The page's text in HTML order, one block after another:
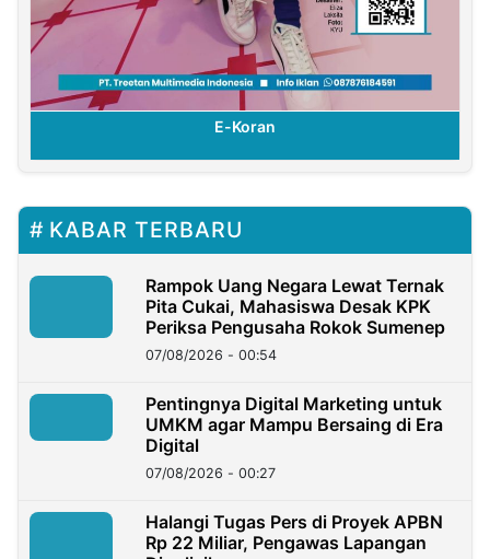
E-Koran
KABAR TERBARU
Rampok Uang Negara Lewat Ternak
Pita Cukai, Mahasiswa Desak KPK
Periksa Pengusaha Rokok Sumenep
07/08/2026 - 00:54
Pentingnya Digital Marketing untuk
UMKM agar Mampu Bersaing di Era
Digital
07/08/2026 - 00:27
Halangi Tugas Pers di Proyek APBN
Rp 22 Miliar, Pengawas Lapangan